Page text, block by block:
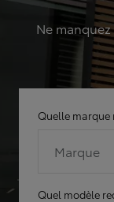
Ne
Quelle marque
Marque
Quel modèle